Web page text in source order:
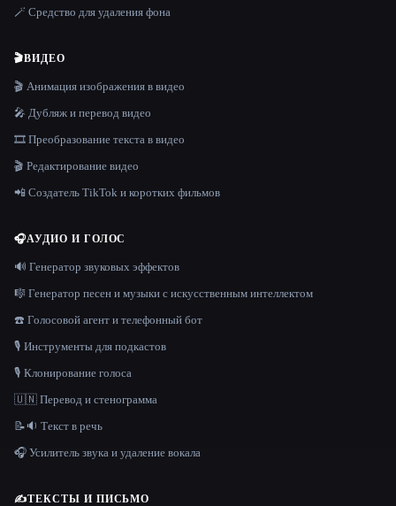
🪄 Средство для удаления фона
🎬ВИДЕО
🎬 Анимация изображения в видео
🎤 Дубляж и перевод видео
🎞️ Преобразование текста в видео
🎬 Редактирование видео
📲 Создатель TikTok и коротких фильмов
🎧АУДИО И ГОЛОС
🔊 Генератор звуковых эффектов
🎼 Генератор песен и музыки с искусственным интеллектом
☎️ Голосовой агент и телефонный бот
🎙️ Инструменты для подкастов
🎙️ Клонирование голоса
🇺🇳 Перевод и стенограмма
📝🔉 Текст в речь
🎧 Усилитель звука и удаление вокала
✍️ТЕКСТЫ И ПИСЬМО